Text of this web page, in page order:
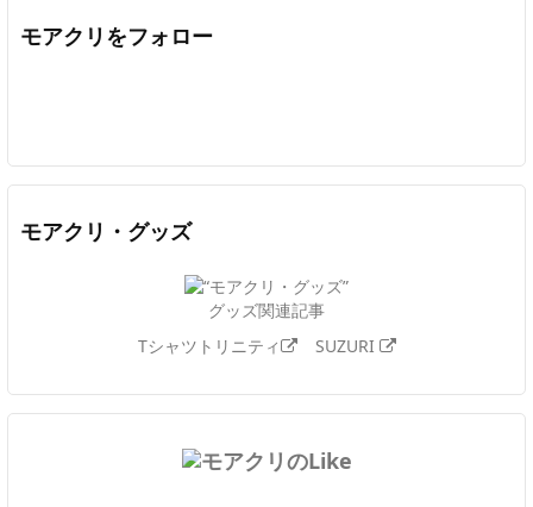
モアクリをフォロー
モアクリ・グッズ
グッズ関連記事
Tシャツトリニティ
SUZURI